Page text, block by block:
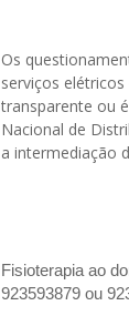
Os
serviços
transparente ou
Nacional de
a intermediação
Fisioterapia ao
923593879 ou